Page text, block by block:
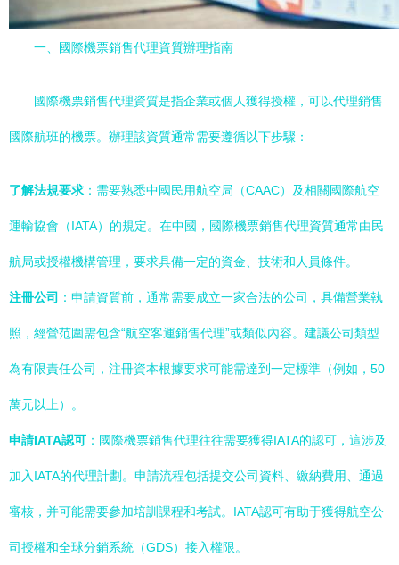
一、國際機票銷售代理資質辦理指南
國際機票銷售代理資質是指企業或個人獲得授權，可以代理銷售
國際航班的機票。辦理該資質通常需要遵循以下步驟：
了解法規要求 ：需要熟悉中國民用航空局（CAAC）及相關國際航空
運輸協會（IATA）的規定。在中國，國際機票銷售代理資質通常由民
航局或授權機構管理，要求具備一定的資金、技術和人員條件。
注冊公司 ：申請資質前，通常需要成立一家合法的公司，具備營業執
照，經營范圍需包含“航空客運銷售代理”或類似內容。建議公司類型
為有限責任公司，注冊資本根據要求可能需達到一定標準（例如，50
萬元以上）。
申請IATA認可 ：國際機票銷售代理往往需要獲得IATA的認可，這涉及
加入IATA的代理計劃。申請流程包括提交公司資料、繳納費用、通過
審核，并可能需要參加培訓課程和考試。IATA認可有助于獲得航空公
司授權和全球分銷系統（GDS）接入權限。